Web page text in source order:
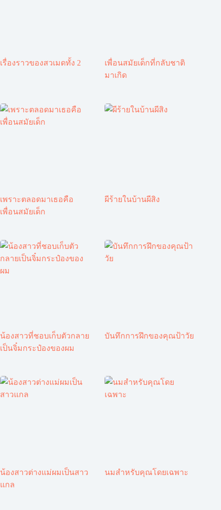
เรื่องราวของสวเมดทั้ง 2
เพื่อนสมัยเด็กที่กลับชาติ
มาเกิด
เพราะตลอดมาเธอคือ
เพื่อนสมัยเด็ก
ผีร้ายในบ้านผีสิง
น้องสาวที่ชอบเก็บตัวกลาย
เป็นจิ๋มกระป๋องของผม
บันทึกการฝึกของคุณป้าวัย
น้องสาวต่างแม่ผมเป็นสาว
แกล
นมสำหรับคุณโดยเฉพาะ